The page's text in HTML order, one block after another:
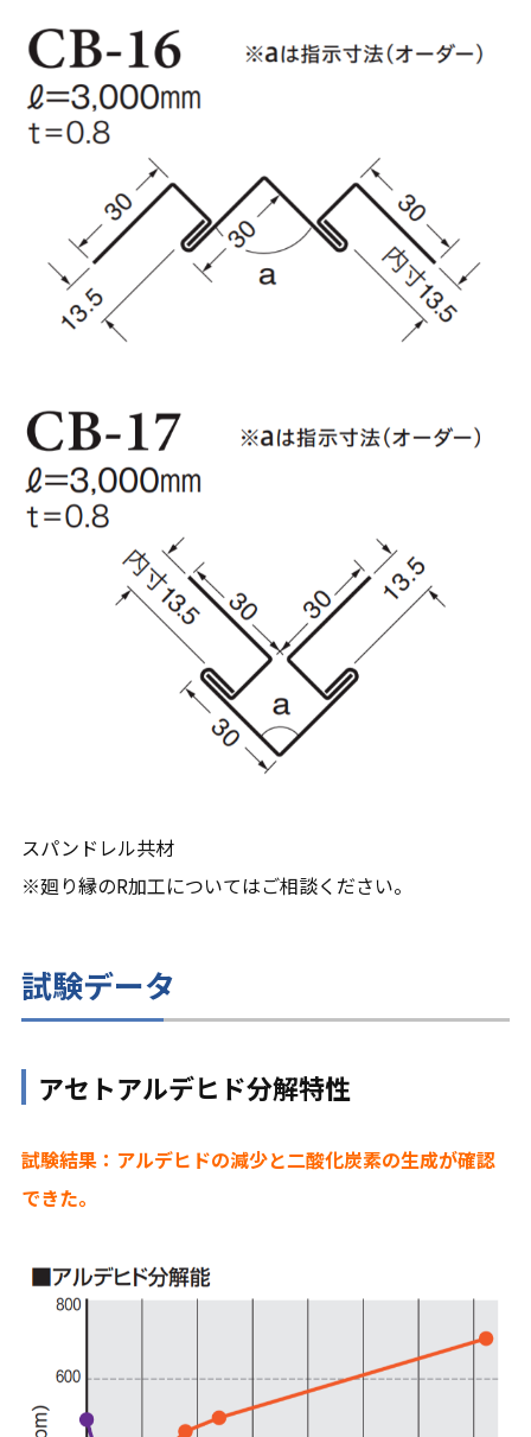
スパンドレル共材
※廻り縁のR加工についてはご相談ください。
試験データ
アセトアルデヒド分解特性
試験結果：アルデヒドの減少と二酸化炭素の生成が確認
できた。